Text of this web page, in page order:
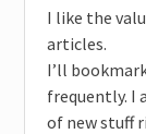
I like the
articles.
I’ll
frequently. I
of new stuff